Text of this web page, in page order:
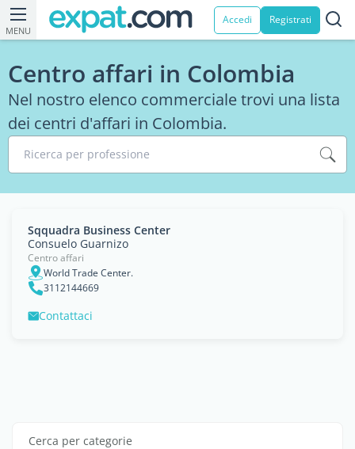
MENU
Accedi Registrati
Centro affari in Colombia
Nel nostro elenco commerciale trovi una lista
dei centri d'affari in Colombia.
Ricerca per professione
Sqquadra Business Center
Consuelo Guarnizo
Centro affari
World Trade Center.
3112144669
Contattaci
Cerca per categorie